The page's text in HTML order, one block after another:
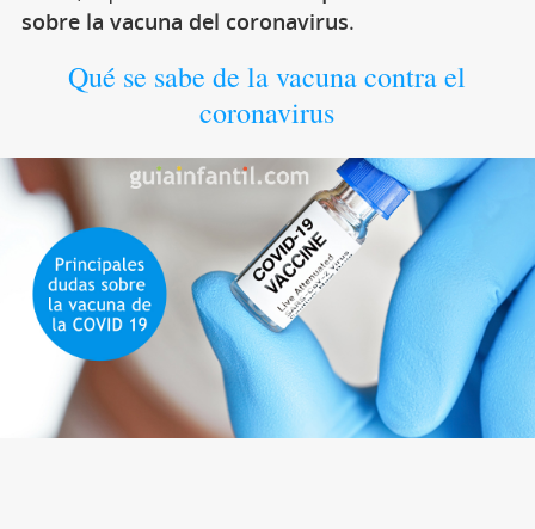
sobre la vacuna del coronavirus.
Qué se sabe de la vacuna contra el
coronavirus